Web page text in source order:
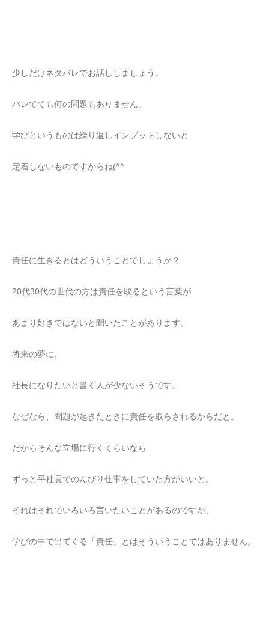
少しだけネタバレでお話ししましょう。
バレてても何の問題もありません。
学びというものは繰り返しインプットしないと
定着しないものですからね(^^
責任に生きるとはどういうことでしょうか？
20代30代の世代の方は責任を取るという言葉が
あまり好きではないと聞いたことがあります。
将来の夢に、
社長になりたいと書く人が少ないそうです。
なぜなら、問題が起きたときに責任を取らされるからだと。
だからそんな立場に行くくらいなら
ずっと平社員でのんびり仕事をしていた方がいいと。
それはそれでいろいろ言いたいことがあるのですが、
学びの中で出てくる「責任」とはそういうことではありません。